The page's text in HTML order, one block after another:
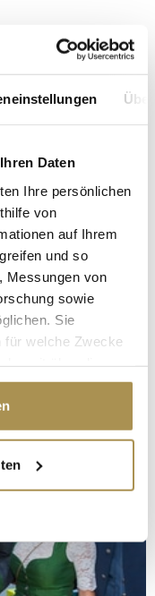
Daten
Ihre persönlichen
von
auf Ihrem
und so
Messungen von
sowie
Sie
für welche Zwecke
auf das Privacy
Lage
genau sein
identifizieren
Daten